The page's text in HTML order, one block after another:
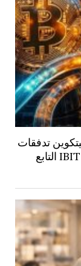
تدفقات
بقيمة 358 مليون دولار، حيث قاد صندوق IBIT التابع